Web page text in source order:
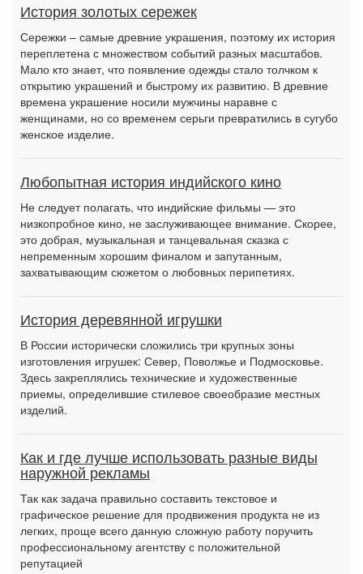
История золотых сережек
Сережки – самые древние украшения, поэтому их история
переплетена с множеством событий разных масштабов.
Мало кто знает, что появление одежды стало толчком к
открытию украшений и быстрому их развитию. В древние
времена украшение носили мужчины наравне с
женщинами, но со временем серьги превратились в сугубо
женское изделие.
Любопытная история индийского кино
Не следует полагать, что индийские фильмы — это
низкопробное кино, не заслуживающее внимание. Скорее,
это добрая, музыкальная и танцевальная сказка с
непременным хорошим финалом и запутанным,
захватывающим сюжетом о любовных перипетиях.
История деревянной игрушки
В России исторически сложились три крупных зоны
изготовления игрушек: Север, Поволжье и Подмосковье.
Здесь закреплялись технические и художественные
приемы, определившие стилевое своеобразие местных
изделий.
Как и где лучше использовать разные виды
наружной рекламы
Так как задача правильно составить текстовое и
графическое решение для продвижения продукта не из
легких, проще всего данную сложную работу поручить
профессиональному агентству с положительной
репутацией